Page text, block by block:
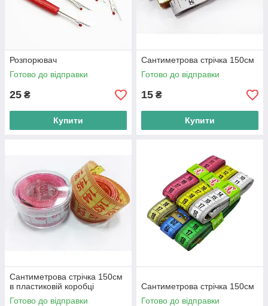
Розпорювач
Готово до відправки
25 ₴
Купити
Сантиметрова стрічка 150см
Готово до відправки
15 ₴
Купити
Сантиметрова стрічка 150см
в пластиковій коробці
Готово до відправки
Сантиметрова стрічка 150см
Готово до відправки